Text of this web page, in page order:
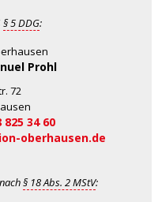
§ 5 DDG:
Prohl
72
825 34 60
oberhausen.de
§ 18 Abs. 2 MStV: